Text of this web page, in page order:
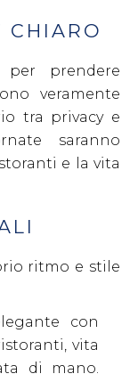
CHIARO
prendere
veramente
tra privacy e
saranno
e la vita
ritmo e stile
con
vita
di mano.